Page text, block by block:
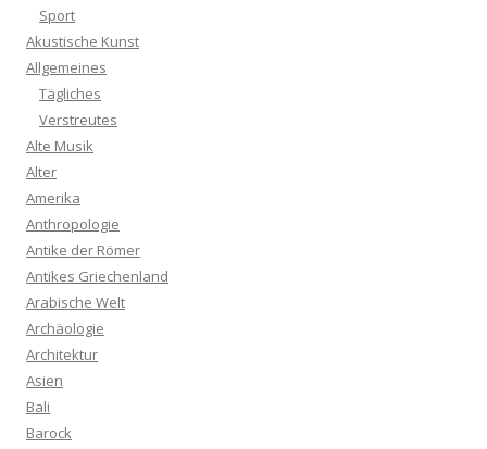
Sport
Akustische Kunst
Allgemeines
Tägliches
Verstreutes
Alte Musik
Alter
Amerika
Anthropologie
Antike der Römer
Antikes Griechenland
Arabische Welt
Archäologie
Architektur
Asien
Bali
Barock